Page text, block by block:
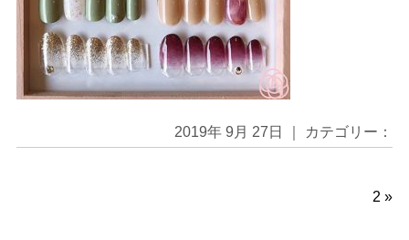
2019年 9月 27日 ｜ カテゴリー：
2 »